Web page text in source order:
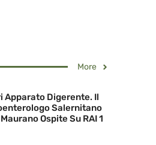
More
Apparato Digerente. Il
Salernitano
Ospite Su RAI 1